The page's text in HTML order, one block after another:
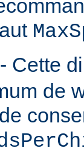
- Cette
de